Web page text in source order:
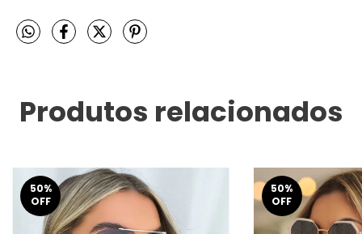
Produtos relacionados
50%
OFF
50%
OFF